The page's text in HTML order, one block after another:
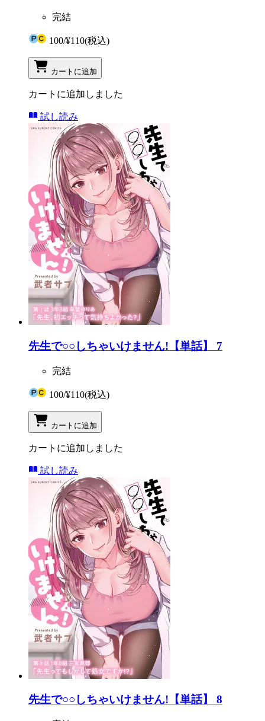
完結
100/¥110(税込)
カートに追加
カートに追加しました
試し読み
先生で○○しちゃいけません!【単話】 7
完結
100/¥110(税込)
カートに追加
カートに追加しました
試し読み
先生で○○しちゃいけません!【単話】 8